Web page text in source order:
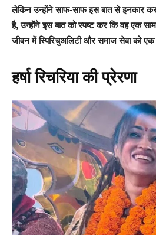
लेकिन उन्होंने साफ-साफ इस बात से इनकार
है, उन्होंने इस बात को स्पष्ट कर कि वह एक
जीवन में स्पिरिचुअलिटी और समाज सेवा को
हर्षा रिचरिया की प्रेरणा